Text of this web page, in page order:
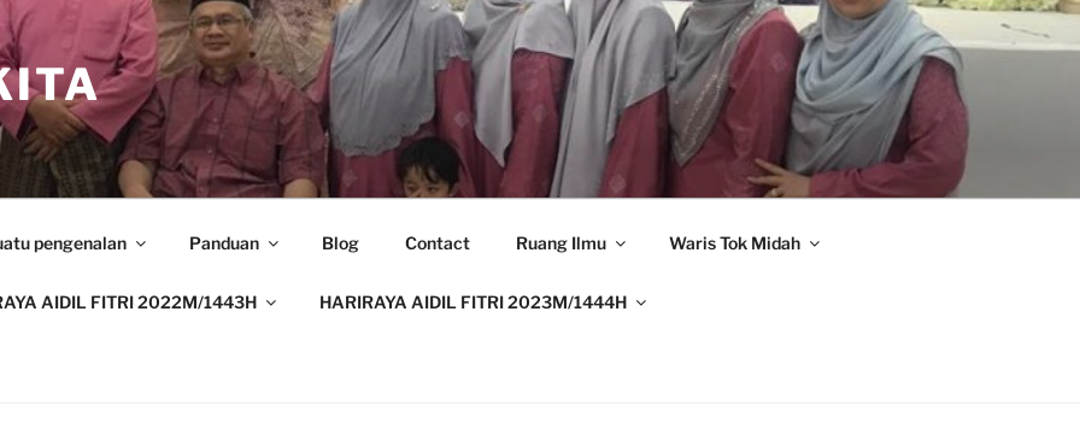
pengenalan Panduan Blog Contact Ruang Ilmu Waris Tok Midah
AIDIL FITRI 2022M/1443H HARIRAYA AIDIL FITRI 2023M/1444H